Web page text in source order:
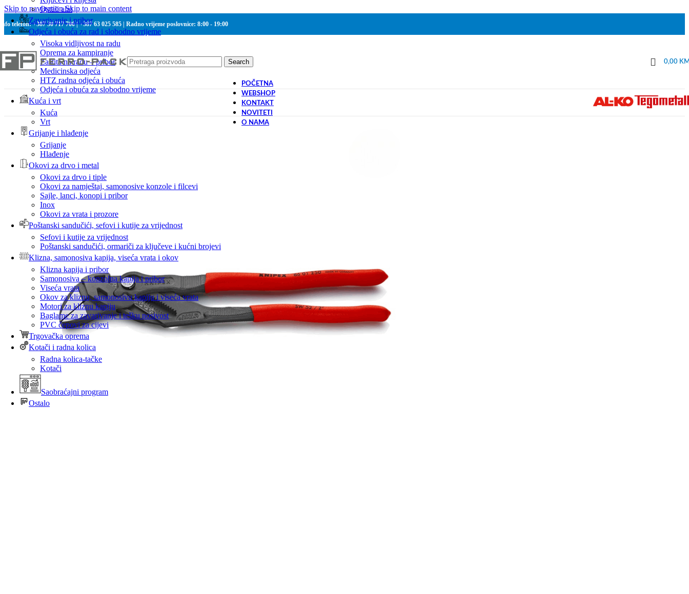
Skip to navigationSkip to main content
telefon: +387 30 717 700 | +387 63 025 585 | Radno vrijeme poslovnice: 8:00 - 19:00
Search 0,00
Ostali alat
Zavarivanje i pribor
Odjeća i obuća za rad i slobodno vrijeme
Visoka vidljivost na radu
Oprema za kampiranje
Zaštita na radu – pribor
Medicinska odjeća
HTZ radna odjeća i obuća
Odjeća i obuća za slobodno vrijeme
Kuća i vrt
Kuća
Vrt
Grijanje i hlađenje
Grijanje
Hlađenje
Okovi za drvo i metal
Okovi za drvo i tiple
Okovi za namještaj, samonosive konzole i filcevi
Sajle, lanci, konopi i pribor
Inox
Okovi za vrata i prozore
Poštanski sandučići, sefovi i kutije za vrijednost
Sefovi i kutije za vrijednost
Poštanski sandučići, ormariči za ključeve i kućni brojevi
Klizna, samonosiva kapija, viseća vrata i okov
Klizna kapija i pribor
Samonosiva – konzolna kapija i pribor
Viseća vrata
Okov za kliznu, samonosivu kapiju i viseća vrata
Motori za kliznu kapiju
Baglame za zavarivanje i tešku nosivost
PVC čepovi za cijevi
Trgovačka oprema
Kotači i radna kolica
Radna kolica-tačke
Kotači
Saobraćajni program
Ostalo
POČETNA
WEBSHOP
KONTAKT
NOVITETI
O NAMA